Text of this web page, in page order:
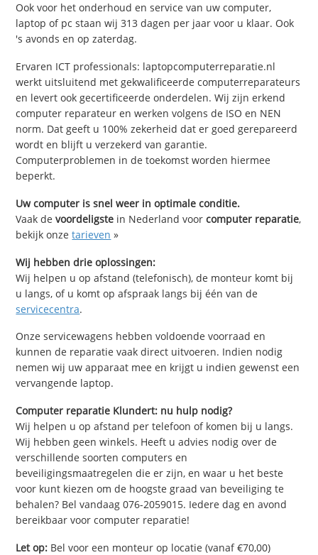
Ook voor het onderhoud en service van uw computer,
laptop of pc staan wij 313 dagen per jaar voor u klaar. Ook
's avonds en op zaterdag.
Ervaren ICT professionals: laptopcomputerreparatie.nl
werkt uitsluitend met gekwalificeerde computerreparateurs
en levert ook gecertificeerde onderdelen. Wij zijn erkend
computer reparateur en werken volgens de ISO en NEN
norm. Dat geeft u 100% zekerheid dat er goed gerepareerd
wordt en blijft u verzekerd van garantie.
Computerproblemen in de toekomst worden hiermee
beperkt.
Uw computer is snel weer in optimale conditie.
Vaak devoordeligste in Nederland voorcomputer reparatie,
bekijk onzetarieven »
Wij hebben drie oplossingen:
Wij helpen u op afstand (telefonisch), de monteur komt bij
u langs, of u komt op afspraak langs bij één van de
servicecentra.
Onze servicewagens hebben voldoende voorraad en
kunnen de reparatie vaak direct uitvoeren. Indien nodig
nemen wij uw apparaat mee en krijgt u indien gewenst een
vervangende laptop.
Computer reparatie Klundert: nu hulp nodig?
Wij helpen u op afstand per telefoon of komen bij u langs.
Wij hebben geen winkels. Heeft u advies nodig over de
verschillende soorten computers en
beveiligingsmaatregelen die er zijn, en waar u het beste
voor kunt kiezen om de hoogste graad van beveiliging te
behalen? Bel vandaag 076-2059015. Iedere dag en avond
bereikbaar voor computer reparatie!
Let op: Bel voor een monteur op locatie (vanaf €70,00)